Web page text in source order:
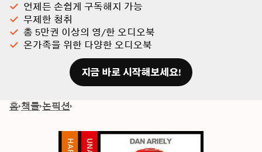
언제든 손쉽게 구독해지 가능
무제한 청취
총 5만권 이상의 영/한 오디오북
온가족을 위한 다양한 오디오북
지금 바로 시작해보세요!
홈 책들 논픽션